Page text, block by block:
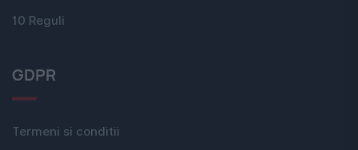
10 Reguli
GDPR
Termeni si conditii